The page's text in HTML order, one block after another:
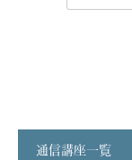
通信講座一覧